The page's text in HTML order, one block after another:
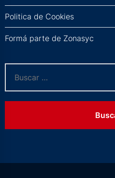
Politica de Cookies
Formá parte de Zonasyc